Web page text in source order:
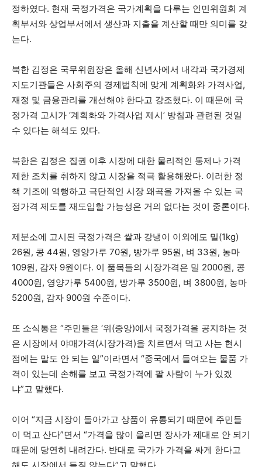
정하였다. 현재 국정가격은 국가계획을 다루는 인민위원회 계
획부서와 상업부서에서 생산과 지출을 계산할 때만 의미를 갖
는다.
북한 김정은 국무위원장은 올해 신년사에서 내각과 국가경제
지도기관들은 사회주의 경제법칙에 맞게 계획화와 가격사업,
재정 및 금융관리를 개선해야 한다고 강조했다. 이 때문에 국
정가격 고시가 ‘계획화와 가격사업 제시’ 방침과 관련된 것일
수 있다는 해석도 있다.
북한은 김정은 집권 이후 시장에 대한 물리적인 통제나 가격
제한 조치를 취하지 않고 시장을 적극 활용해왔다. 이러한 정
책 기조에 역행하고 극단적인 시장 왜곡을 가져올 수 있는 국
정가격 제도를 재도입할 가능성은 거의 없다는 것이 중론이다.
제분소에 고시된 국정가격은 쌀과 강냉이 이외에도 밀(1kg)
26원, 콩 44원, 영양가루 70원, 빵가루 95원, 벼 33원, 농마
109원, 감자 9원이다. 이 품목들의 시장가격은 밀 2000원, 콩
4000원, 영양가루 5400원, 빵가루 3500원, 벼 3800원, 농마
5200원, 감자 900원 수준이다.
또 소식통은 “주민들은 ‘위(중앙)에서 국정가격을 공지하는 것
은 시장에서 야매가격(시장가격)을 치르면서 먹고 사는 현시
점에는 말도 안 되는 일”이라면서 “중국에서 들여오는 물품 가
격이 있는데 손해를 보고 국정가격에 팔 사람이 누가 있겠
냐”고 말했다.
이어 “지금 시장이 돌아가고 상품이 유통되기 때문에 주민들
이 먹고 산다”면서 “가격을 많이 올리면 장사가 제대로 안 되기
때문에 당연히 내려간다. 반대로 국가가 가격을 싸게 한다고